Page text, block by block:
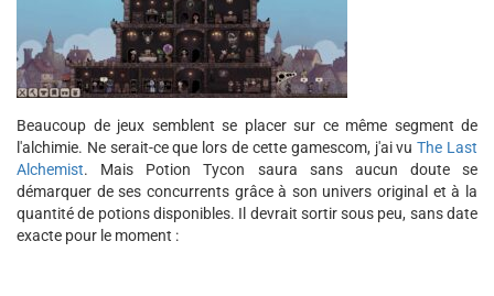
Beaucoup de jeux semblent se placer sur ce même segment de
l'alchimie. Ne serait-ce que lors de cette gamescom, j'ai vuThe Last
Alchemist. Mais Potion Tycon saura sans aucun doute se
démarquer de ses concurrents grâce à son univers original et à la
quantité de potions disponibles. Il devrait sortir sous peu, sans date
exacte pour le moment :